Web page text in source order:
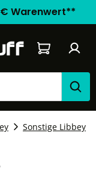
Warenwert**
Warenkorb
Sonstige Libbey